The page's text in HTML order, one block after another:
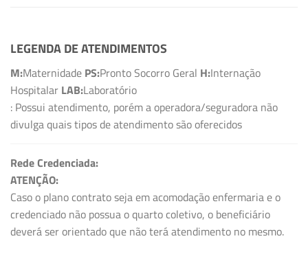
LEGENDA DE ATENDIMENTOS
M:Maternidade PS:Pronto Socorro Geral H:Internação
Hospitalar LAB:Laboratório
: Possui atendimento, porém a operadora/seguradora não
divulga quais tipos de atendimento são oferecidos
Rede Credenciada:
ATENÇÃO:
Caso o plano contrato seja em acomodação enfermaria e o
credenciado não possua o quarto coletivo, o beneficiário
deverá ser orientado que não terá atendimento no mesmo.